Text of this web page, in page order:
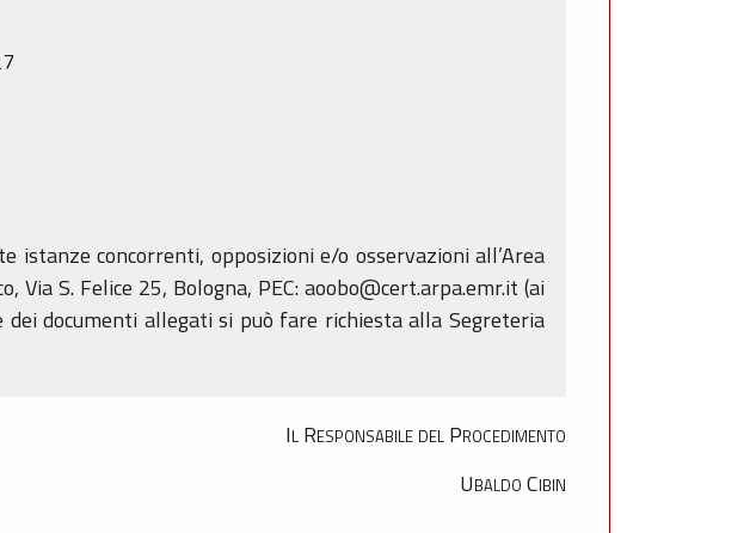
concorrenti, opposizioni e/o osservazioni all’Area
S. Felice 25, Bologna, PEC: aoobo@cert.arpa.emr.it (ai
dei documenti allegati si può fare richiesta alla Segreteria
Il Responsabile del Procedimento
Ubaldo Cibin